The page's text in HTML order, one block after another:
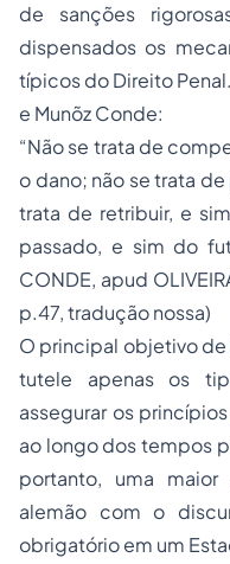
de sanções
dispensados os
típicos do Direito
e Munõz Conde:
“Não se trata de
o dano; não se trata
trata de retribuir, e
passado, e sim do
CONDE, apud
p.47, tradução nossa)
O principal objetivo de
tutele apenas os
assegurar os
ao longo dos tempos
portanto, uma
alemão com o
obrigatório em um